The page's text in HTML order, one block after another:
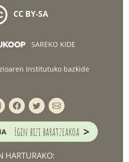
CC BY-SA
SAREKO KIDE
Institutuko bazkide
Egin bizi baratzeakoa >
HARTURAKO: